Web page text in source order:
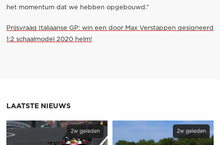
het momentum dat we hebben opgebouwd.”
Prijsvraag Italiaanse GP: win een door Max Verstappen gesigneerd
1:2 schaalmodel 2020 helm!
LAATSTE NIEUWS
2w geleden 2w geleden